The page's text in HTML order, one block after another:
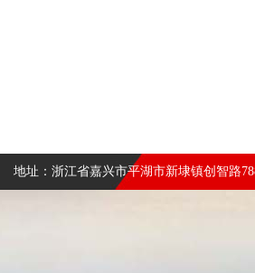
地址：浙江省嘉兴市平湖市新埭镇创智路